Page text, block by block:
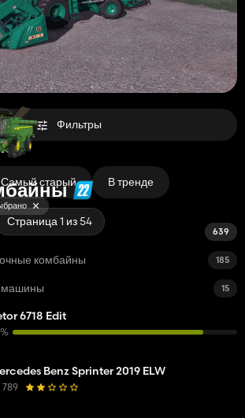
Страница 1 из 54
Фильтры
Самый старый В тренде
639
комбайны 185
машины 15
6718 Edit
Benz Sprinter 2019 ELW
789